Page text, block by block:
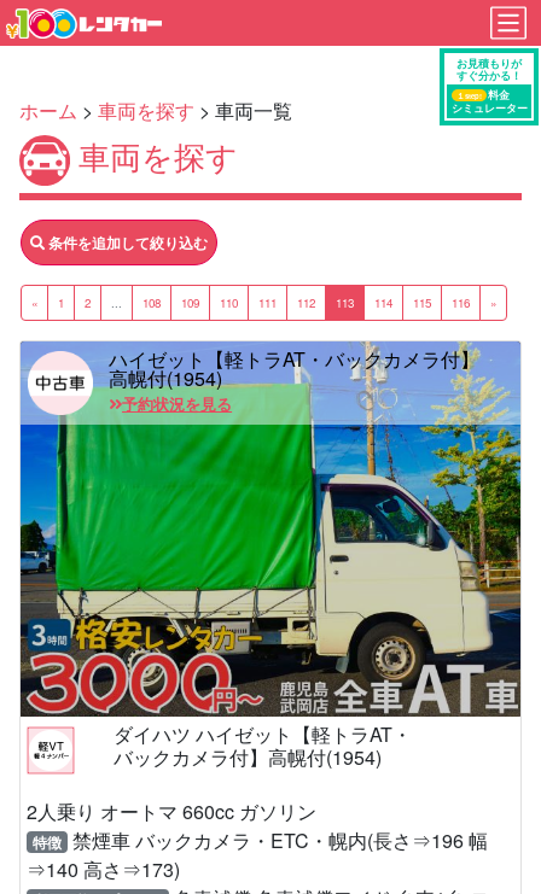
ホーム > 車両を探す > 車両一覧
車両を探す
« 1 2 ... 108 109 110 111 112 113 114 115 116 »
条件を追加して絞り込む
ハイゼット【軽トラAT・バックカメラ付】
高幌付(1954)
予約状況を見る
ダイハツ ハイゼット【軽トラAT・
バックカメラ付】高幌付(1954)
2人乗り オートマ 660cc ガソリン
特徴 禁煙車 バックカメラ・ETC・幌内(長さ⇒196 幅
⇒140 高さ⇒173)